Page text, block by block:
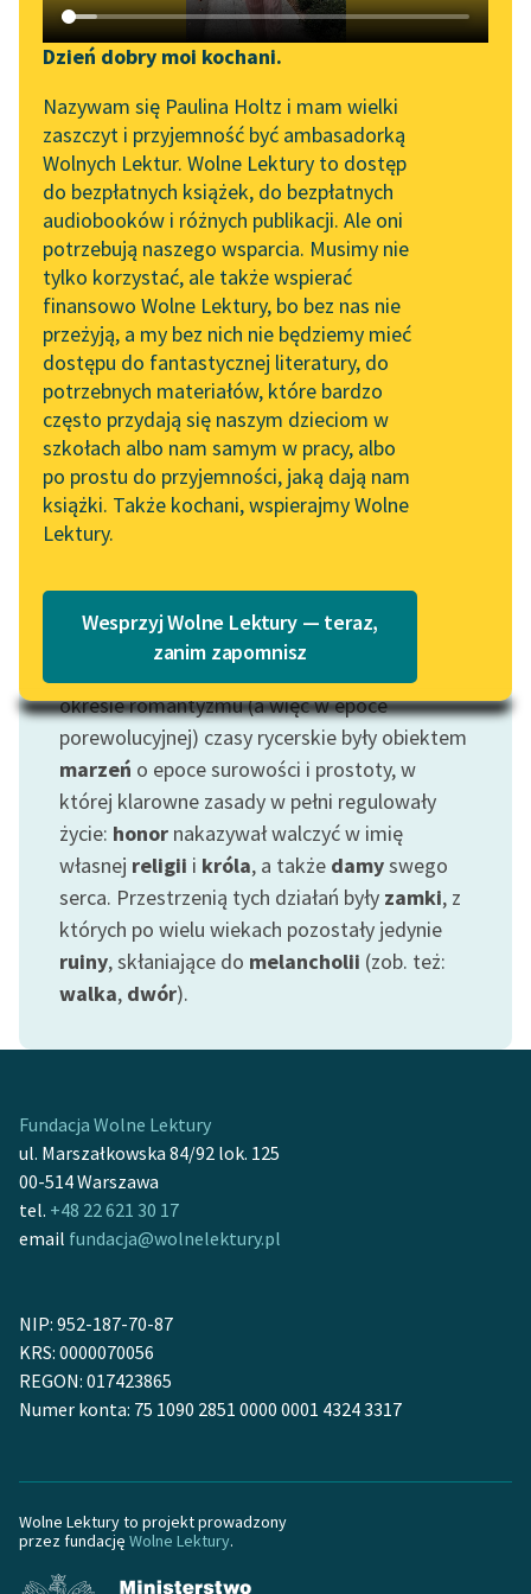
Katalog DAISY
Podkasty o książkach
Zgłoś brak utworu
Aktualności
Spotkanie z Katarzyną
Tunkiel w Oslo
Wolne Lektury na 32.
Pol’and’Rock Festivalu
„Kochanek Lady
Chatterley” do słuchania
na Wolnych Lekturach
Nowy audiobook –
„Marzenie o Oriencie”
Sophie Elkan
Kolekcja Nadwyraz.com x
Wolne Lektury – idealna na
Lektury szkolne i klasyka
literatury do słuchania dla
uczennic i uczniów z
niepełnosprawnościami
E-kolekcja lektur
szkolnych i literatury do
słuchania dla uczennic i
uczniów z
niepełnosprawnościami
Feministyczne inspiracje.
skandynawskiej literatury
Ręce pełne poezji
Kolekcje edukacyjne
twórców przechodzących
do domeny publicznej,
Odkurzamy bohaterów
Szkoła Poezji Wolnych
Lektur
Narzędzia
Mapa Wolnych Lektur
Leśmianator
Przewodnik dla piszących i
czytających
API
OAI-PMH
Widget Wolnych Lektur
Przypisy
Katalog w formacie PDF
Kontakt
Dzień dobry moi kochani.
Nazywam się Paulina Holtz i mam wielki
zaszczyt i przyjemność być ambasadorką
Wolnych Lektur. Wolne Lektury to dostęp
do bezpłatnych książek, do bezpłatnych
audiobooków i różnych publikacji. Ale oni
potrzebują naszego wsparcia. Musimy nie
tylko korzystać, ale także wspierać
finansowo Wolne Lektury, bo bez nas nie
przeżyją, a my bez nich nie będziemy mieć
dostępu do fantastycznej literatury, do
potrzebnych materiałów, które bardzo
często przydają się naszym dzieciom w
szkołach albo nam samym w pracy, albo
po prostu do przyjemności, jaką dają nam
książki. Także kochani, wspierajmy Wolne
Lektury.
Wesprzyj Wolne Lektury — teraz,
zanim zapomnisz
E. T. A. Hoffmann
orzechów
A panna Eliza rzekła,
przyciskając z lekka
młodego bohatera do
swych piersi z
jedwabiu:
— O...
Czytaj więcej
Ta archaiczna odmiana żołnierza
na naszej liście, ponieważ odsyła do
swoistego kręgu wyobrażeń. Szczególnie w
okresie romantyzmu (a więc w epoce
porewolucyjnej) czasy rycerskie były obiektem
marzeń o epoce surowości i prostoty, w
której klarowne zasady w pełni regulowały
życie: honor nakazywał walczyć w imię
własnej religii i króla, a także damyswego
serca. Przestrzenią tych działań były zamki, z
których po wielu wiekach pozostały jedynie
ruiny, skłaniające do melancholii (zob. też:
walka, dwór).
Fundacja Wolne Lektury
ul. Marszałkowska 84/92 lok. 125
00-514 Warszawa
tel. +48 22 621 30 17
email fundacja@wolnelektury.pl
NIP: 952-187-70-87
KRS: 0000070056
REGON: 017423865
Numer konta: 75 1090 2851 0000 0001 4324 3317
Wolne Lektury to projekt prowadzony
przez fundację Wolne Lektury.